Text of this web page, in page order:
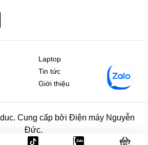
Laptop
Tin tức
Giới thiệu
Cung cấp bởi Điện máy Nguyễn
Đức.